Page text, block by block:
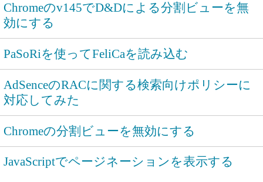
Chromeのv145でD&Dによる分割ビューを無
効にする
PaSoRiを使ってFeliCaを読み込む
AdSenceのRACに関する検索向けポリシーに
対応してみた
Chromeの分割ビューを無効にする
JavaScriptでページネーションを表示する